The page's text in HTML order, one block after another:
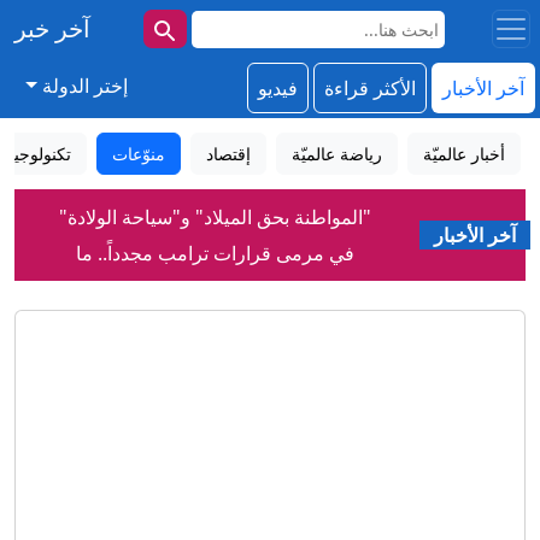
آخر خبر
آخر الأخبار الأكثر قراءة فيديو إختر الدولة
أخبار عالميّة رياضة عالميّة إقتصاد منوّعات تكنولوجيا
آخر الأخبار
في مرمى قرارات ترامب مجدداً.. ما
القصة؟
غارديان: أزمة سبتة تختبر رهان سانشيز
على إسبانيا المستقلة